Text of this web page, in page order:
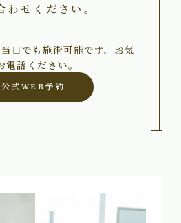
わせください。
日でも施術可能です。お気
電話ください。
公式WEB予約